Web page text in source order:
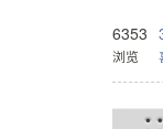
6353
浏览